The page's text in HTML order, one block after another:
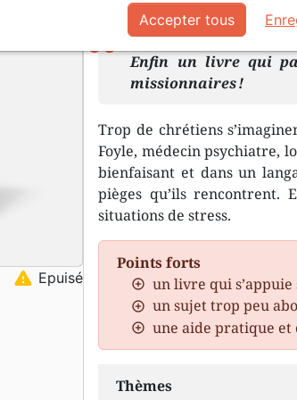
Description Détails du
Enfin un livre qui
missionnaires !
Trop de chrétiens
Foyle, médecin psychiatre,
bienfaisant et dans un
pièges qu’ils rencontrent.
situations de stress.
Points forts
un livre qui
un sujet trop peu
une aide pratique et
Thèmes
warning Epuisé
Accepter tous